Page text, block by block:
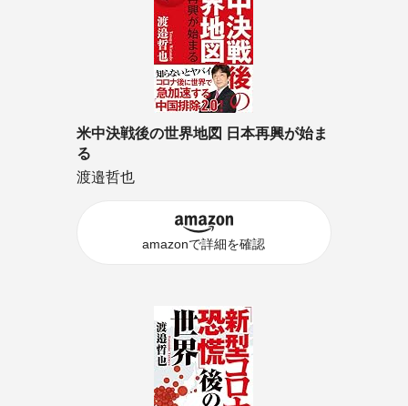
米中決戦後の世界地図 日本再興が始ま
る
渡邉哲也
amazonで詳細を確認